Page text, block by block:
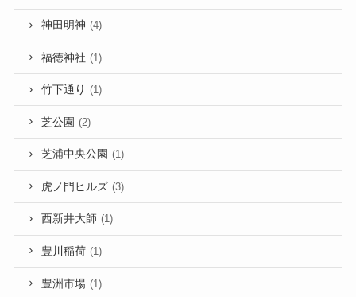
神田明神 (4)
福徳神社 (1)
竹下通り (1)
芝公園 (2)
芝浦中央公園 (1)
虎ノ門ヒルズ (3)
西新井大師 (1)
豊川稲荷 (1)
豊洲市場 (1)